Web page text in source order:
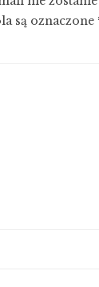
są oznaczone